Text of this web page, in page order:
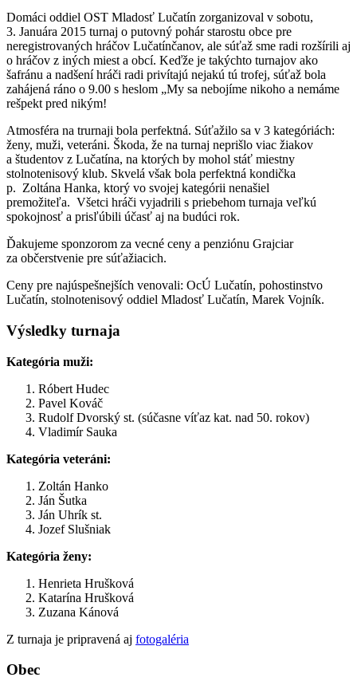
Domáci oddiel OST Mladosť Lučatín zorganizoval v sobotu,
3. Januára 2015 turnaj o putovný pohár starostu obce pre
neregistrovaných hráčov Lučatínčanov, ale súťaž sme radi rozšírili aj
o hráčov z iných miest a obcí. Keďže je takýchto turnajov ako
šafránu a nadšení hráči radi privítajú nejakú tú trofej, súťaž bola
zahájená ráno o 9.00 s heslom „My sa nebojíme nikoho a nemáme
rešpekt pred nikým!
Atmosféra na trurnaji bola perfektná. Súťažilo sa v 3 kategóriách:
ženy, muži, veteráni. Škoda, že na turnaj neprišlo viac žiakov
a študentov z Lučatína, na ktorých by mohol stáť miestny
stolnotenisový klub. Skvelá však bola perfektná kondička
p. Zoltána Hanka, ktorý vo svojej kategórii nenašiel
premožiteľa. Všetci hráči vyjadrili s priebehom turnaja veľkú
spokojnosť a prisľúbili účasť aj na budúci rok.
Ďakujeme sponzorom za vecné ceny a penziónu Grajciar
za občerstvenie pre súťažiacich.
Ceny pre najúspešnejších venovali: OcÚ Lučatín, pohostinstvo
Lučatín, stolnotenisový oddiel Mladosť Lučatín, Marek Vojník.
Výsledky turnaja
Kategória muži:
Róbert Hudec
Pavel Kováč
Rudolf Dvorský st. (súčasne víťaz kat. nad 50. rokov)
Vladimír Sauka
Kategória veteráni:
Zoltán Hanko
Ján Šutka
Ján Uhrík st.
Jozef Slušniak
Kategória ženy:
Henrieta Hrušková
Katarína Hrušková
Zuzana Kánová
Z turnaja je pripravená aj fotogaléria
Obec